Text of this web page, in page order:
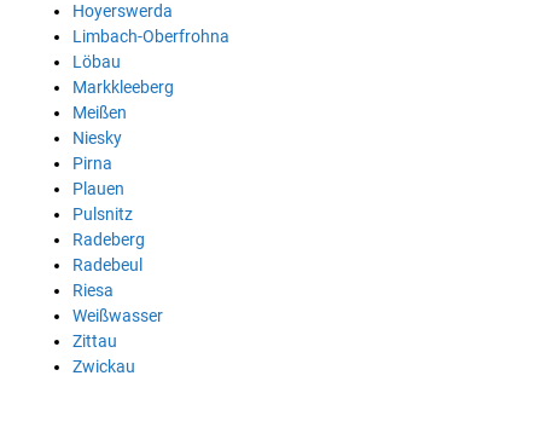
Hoyerswerda
Limbach-Oberfrohna
Löbau
Markkleeberg
Meißen
Niesky
Pirna
Plauen
Pulsnitz
Radeberg
Radebeul
Riesa
Weißwasser
Zittau
Zwickau